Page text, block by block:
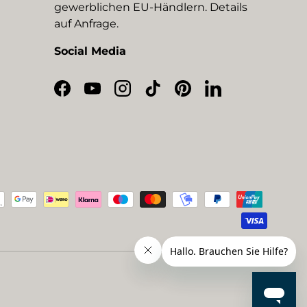
gewerblichen EU-Händlern. Details
auf Anfrage.
Social Media
Facebook
YouTubeInstagram
TikTokPinterestLinkedIn